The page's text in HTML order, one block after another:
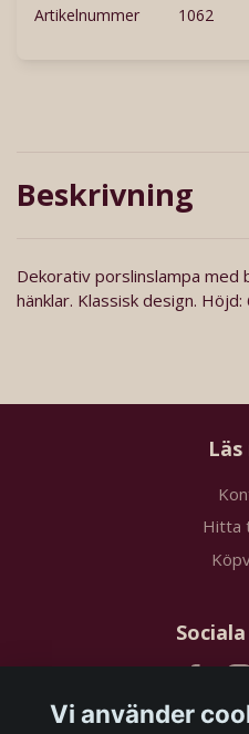
Artikelnummer 1062
Beskrivning
Dekorativ porslinslampa med
hänklar. Klassisk design. Höjd:
Hitta
Vi använder